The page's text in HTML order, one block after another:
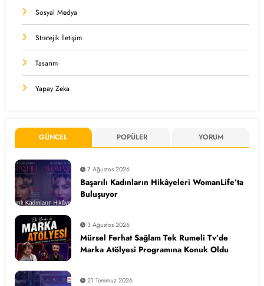
Sosyal Medya
Stratejik İletişim
Tasarım
Yapay Zeka
GÜNCEL POPÜLER YORUM
7 Ağustos 2026
Başarılı Kadınların Hikâyeleri WomanLife’ta
Buluşuyor
3 Ağustos 2026
Mürsel Ferhat Sağlam Tek Rumeli Tv’de
Marka Atölyesi Programına Konuk Oldu
21 Temmuz 2026